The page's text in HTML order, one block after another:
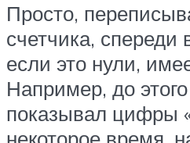
Просто,
счетчика,
если это нули,
Например, до
показывал цифры